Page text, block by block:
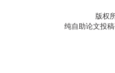
版权
纯自助论文投